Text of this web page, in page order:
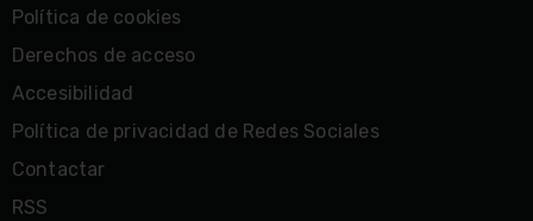
Política de cookies
Derechos de acceso
Accesibilidad
Política de privacidad de Redes Sociales
Contactar
RSS